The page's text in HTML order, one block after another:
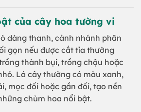
của cây hoa tường vi
dáng thanh, cành nhánh phân
gọn nếu được cắt tỉa thường
thành bụi, trồng chậu hoặc
Lá cây thường có màu xanh,
mọc đối hoặc gần đối, tạo nền
chùm hoa nổi bật.